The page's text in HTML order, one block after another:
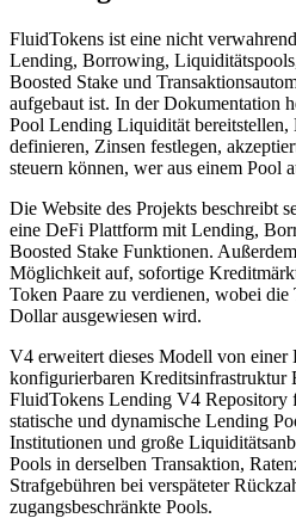
FluidTokens ist eine nicht
Lending, Borrowing,
Boosted Stake und
aufgebaut ist. In der Dokumentation
Pool Lending Liquidität
definieren, Zinsen festlegen,
steuern können, wer aus einem Pool
Die Website des Projekts beschreibt
eine DeFi Plattform mit Lending,
Boosted Stake Funktionen.
Möglichkeit auf, sofortige
Token Paare zu verdienen, wobei
Dollar ausgewiesen wird.
V4 erweitert dieses Modell von einer
konfigurierbaren Kreditsinfrastruktur
FluidTokens Lending V4 Repository
statische und dynamische Lending
Institutionen und große
Pools in derselben Transaktion,
Strafgebühren bei verspäteter
zugangsbeschränkte Pools.